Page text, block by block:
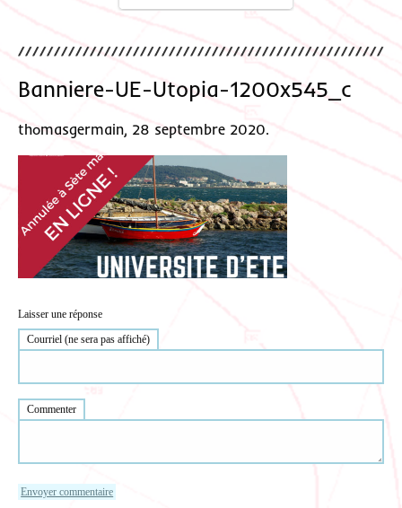
Banniere-UE-Utopia-1200x545_c
thomasgermain, 28 septembre 2020.
Laisser une réponse
Courriel (ne sera pas affiché)
Commenter